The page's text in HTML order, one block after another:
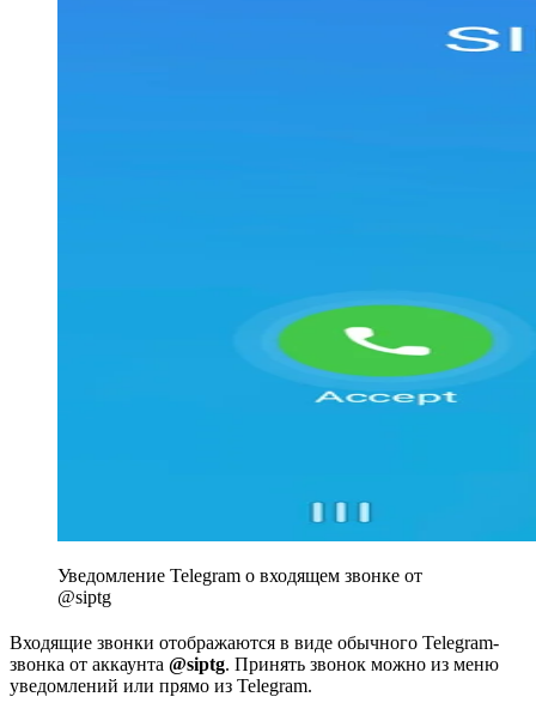
Уведомление Telegram о входящем звонке от
@siptg
Входящие звонки отображаются в виде обычного Telegram-
звонка от аккаунта @siptg. Принять звонок можно из меню
уведомлений или прямо из Telegram.